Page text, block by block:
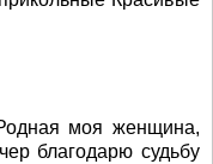
моя женщина,
благодарю судьбу